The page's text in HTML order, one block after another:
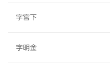
字宮下
字明金